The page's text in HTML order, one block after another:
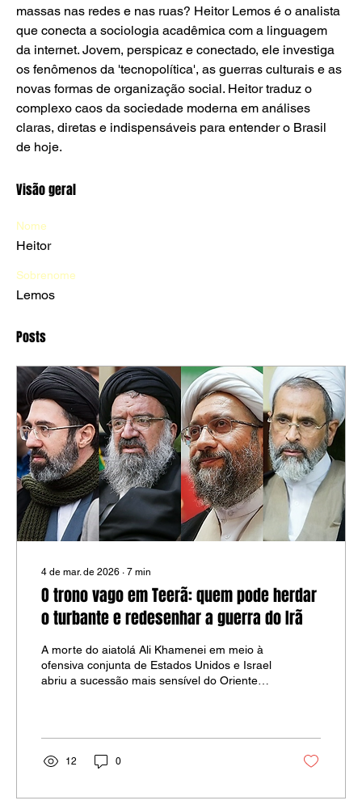
massas nas redes e nas ruas? Heitor Lemos é o analista
que conecta a sociologia acadêmica com a linguagem
da internet. Jovem, perspicaz e conectado, ele investiga
os fenômenos da 'tecnopolítica', as guerras culturais e as
novas formas de organização social. Heitor traduz o
complexo caos da sociedade moderna em análises
claras, diretas e indispensáveis para entender o Brasil
de hoje.
Visão geral
Nome
Heitor
Sobrenome
Lemos
Posts
4 de mar. de 2026 ∙ 7 min
O trono vago em Teerã: quem pode herdar
o turbante e redesenhar a guerra do Irã
A morte do aiatolá Ali Khamenei em meio à
ofensiva conjunta de Estados Unidos e Israel
abriu a sucessão mais sensível do Oriente
gabinete e virou fator de sobrevivência do
regime.
12 0